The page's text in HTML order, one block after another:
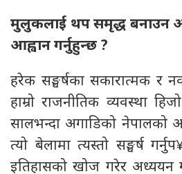
मुलुकलाई थप समृद्ध बनाउन
आह्वान गर्नुहुन्छ ?
हरेक सङ्घर्षका सकारात्मक र
हाम्रो राजनीतिक व्यवस्था
सालभन्दा अगाडिको नेपालको
त्यो बेलामा त्यस्तो सङ्घर्ष
इतिहासको खोज गरेर अध्ययन